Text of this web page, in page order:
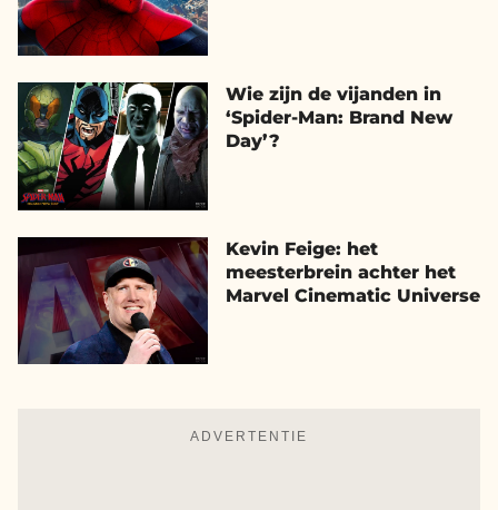
Wie zijn de vijanden in
‘Spider-Man: Brand New
Day’?
Kevin Feige: het
meesterbrein achter het
Marvel Cinematic Universe
ADVERTENTIE